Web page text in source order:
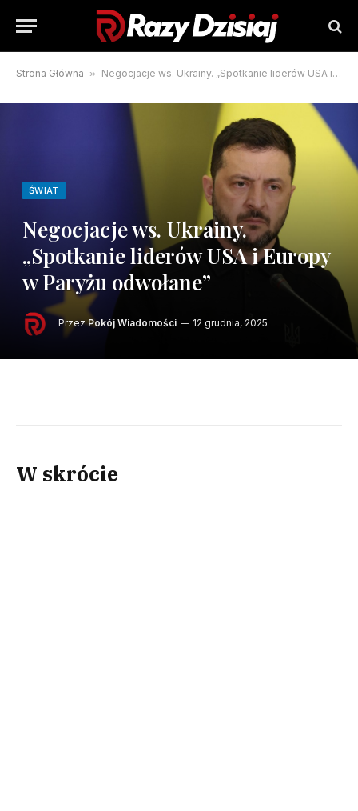
Strona Główna » Negocjacje ws. Ukrainy. „Spotkanie liderów USA i Europy w Paryżu odwołane”
ŚWIAT
Negocjacje ws. Ukrainy.
„Spotkanie liderów USA i Europy
w Paryżu odwołane”
Przez Pokój Wiadomości 12 grudnia, 2025
W skrócie